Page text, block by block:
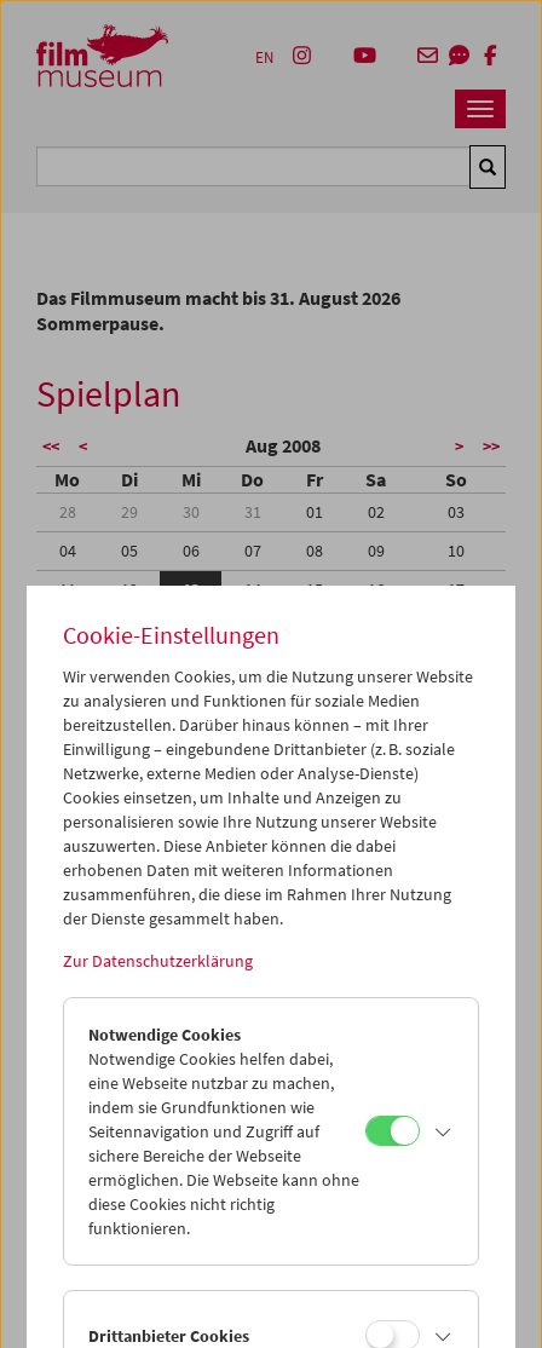
Zum Inhalt
Zum Hauptmenü
Zur Servicenavigation
Zum Suche
Navbar
EN
Das Filmmuseum macht bis 31. August 2026
Sommerpause.
Spielplan
<< < Aug 2008 > >>
Mo Di Mi Do Fr Sa So
28 29 30 31 01 02
03
04
05 06 07 08 09
10
11
12 13 14 15 16
17
18
19 20 21
25
27 29
31
01
02 03 04 05 06
iCalender
Programmheft-PDF
English language or subtitles
< Vorherige Woche
Mo 11.8.
Di 12.8.
Mi 13.8.
Do 14.8.
Sa 16.8.
Cookie-Einstellungen
Wir verwenden Cookies, um die Nutzung unserer Website
zu analysieren und Funktionen für soziale Medien
bereitzustellen. Darüber hinaus können – mit Ihrer
Einwilligung – eingebundene Drittanbieter (z. B. soziale
Netzwerke, externe Medien oder Analyse-Dienste)
Cookies einsetzen, um Inhalte und Anzeigen zu
personalisieren sowie Ihre Nutzung unserer Website
auszuwerten. Diese Anbieter können die dabei
erhobenen Daten mit weiteren Informationen
zusammenführen, die diese im Rahmen Ihrer Nutzung
der Dienste gesammelt haben.
Zur Datenschutzerklärung
Notwendige Cookies
Notwendige Cookies helfen dabei,
eine Webseite nutzbar zu machen,
indem sie Grundfunktionen wie
Seitennavigation und Zugriff auf
sichere Bereiche der Webseite
ermöglichen. Die Webseite kann ohne
diese Cookies nicht richtig
funktionieren.
Drittanbieter Cookies